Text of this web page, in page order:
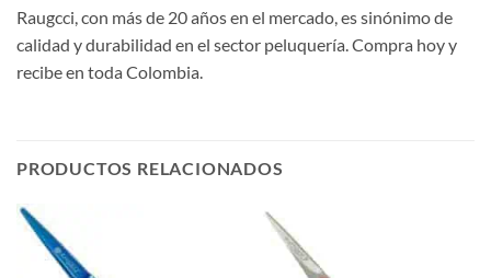
Raugcci, con más de 20 años en el mercado, es sinónimo de
calidad y durabilidad en el sector peluquería. Compra hoy y
recibe en toda Colombia.
PRODUCTOS RELACIONADOS